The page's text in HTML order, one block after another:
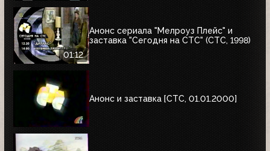
01:12
Анонс сериала "Мелроуз Плейс" и
заставка "Сегодня на СТС" (СТС, 1998)
Анонс и заставка [СТС, 01.01.2000]